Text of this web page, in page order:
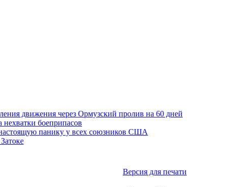
движения через Ормузский пролив на 60 дней
нехватки боеприпасов
панику у всех союзников США
Версия для печати